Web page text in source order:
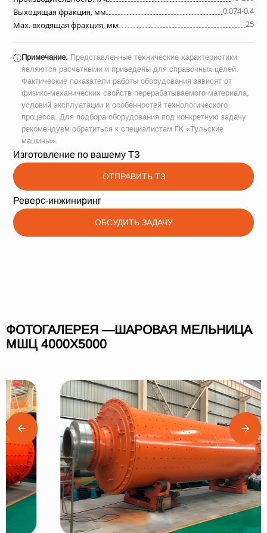
Выходящая фракция, мм
0,074-0,4
Max. входящая фракция, мм
25
ⓘПримечание. Представленные технические характеристики
являются расчетными и приведены для справочных целей.
Фактические показатели работы оборудования зависят от
физико-механических свойств перерабатываемого материала,
условий эксплуатации и особенностей технологического
процесса. Для подбора оборудования под конкретную задачу
рекомендуем обратиться к специалистам ГК «Тульские
машины».
Изготовление по вашему ТЗ
ОТПРАВИТЬ ТЗ
Реверс-инжиниринг
ОБСУДИТЬ ЗАДАЧУ
ФОТОГАЛЕРЕЯ —ШАРОВАЯ МЕЛЬНИЦА
МШЦ 4000Х5000